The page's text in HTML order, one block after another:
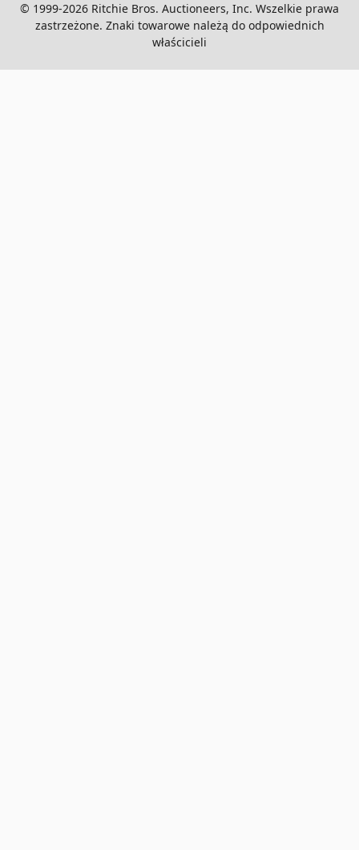
© 1999-2026 Ritchie Bros. Auctioneers, Inc. Wszelkie prawa
zastrzeżone. Znaki towarowe należą do odpowiednich
właścicieli